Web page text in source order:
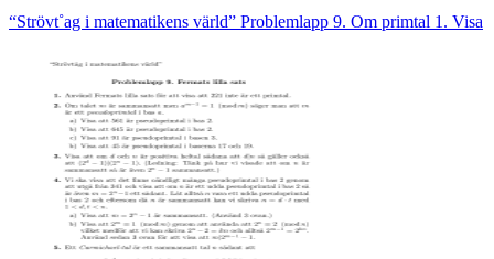
“Strövt˚ag i matematikens värld” Problemlapp 9. Om primtal 1. Visa